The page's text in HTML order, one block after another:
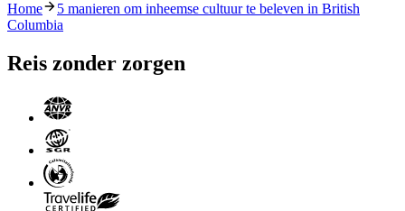
Home
5 manieren om inheemse cultuur te beleven in British
Columbia
Reis zonder zorgen